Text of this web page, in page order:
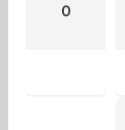
0